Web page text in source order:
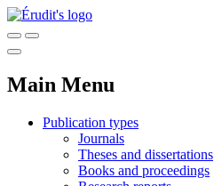
Main Menu
Publication types
Journals
Theses and dissertations
Books and proceedings